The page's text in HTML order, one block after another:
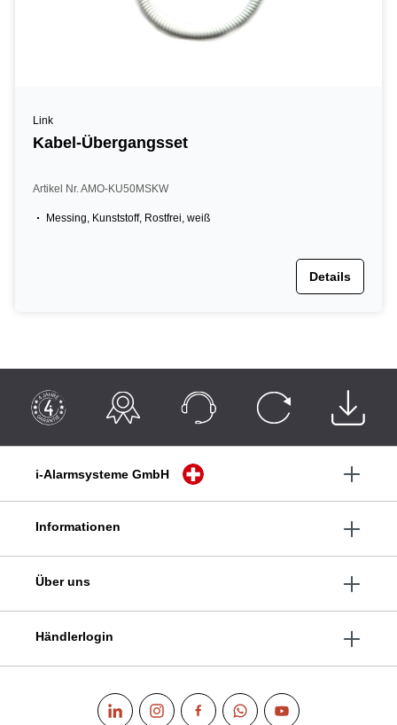
Link
Kabel-Übergangsset
Artikel Nr. AMO-KU50MSKW
Messing, Kunststoff, Rostfrei, weiß
Details
i-Alarmsysteme GmbH
Informationen
Über uns
Händlerlogin